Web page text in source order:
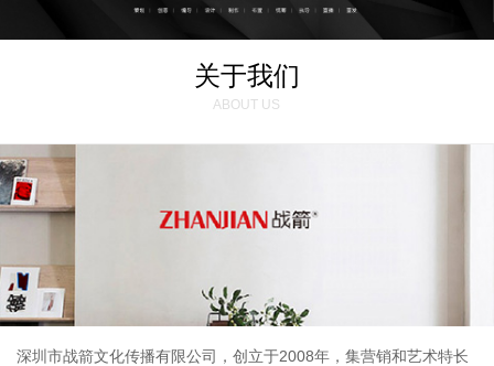
关于我们
ABOUT US
深圳市战箭文化传播有限公司，创立于2008年，集营销和艺术特长